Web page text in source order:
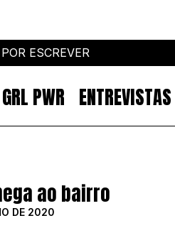
ESCREVER
GRL PWR ENTREVISTAS
ao bairro
DE 2020